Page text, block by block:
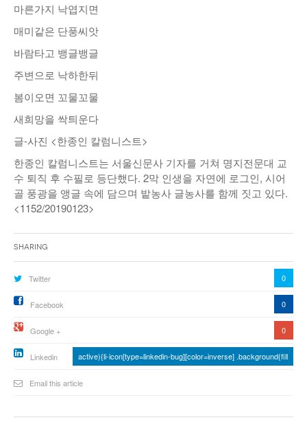
놀이공원
낚시/비치
마른가지 낙엽지면
매미같은 단풍씨앗
바람타고 뱅글뱅글
주변으로 낙하한뒤
봄이오면 꼬물꼬물
새희망을 싹틔운다
글-사진 <한종인 칼럼니스트>
한종인 칼럼니스트는 서울신문사 기자를 거쳐 명지전문대 교
수 퇴직 후 수필로 등단했다. 2막 인생을 자연에 로그인, 시어
골 풍광을 앵글 속에 담으며 밭농사 글농사를 함께 짓고 있다.
<1152/20190123>
Sharing
Twitter 0
Facebook 0
Google + 0
Linkedin active){li-icon[type=linkedin-bug][color=inverse] .background{fill
Email this article